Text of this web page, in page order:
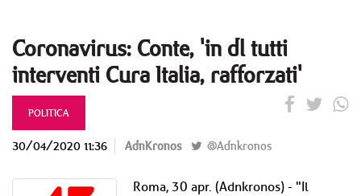
Coronavirus: Conte, 'in dl tutti
interventi Cura Italia, rafforzati'
POLITICA
30/04/2020 11:36 AdnKronos @Adnkronos
Roma, 30 apr. (Adnkronos) - "Il